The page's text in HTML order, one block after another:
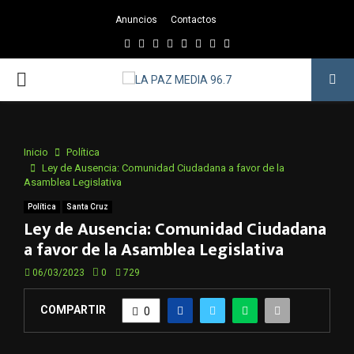
Anuncios Contactos
Facebook
TwitterInstagram
Youtube
EmailTwitchWhatsapp
PRIMARY
Inicio
Política
Ley de Ausencia: Comunidad Ciudadana a favor de la
Asamblea Legislativa
Política Santa Cruz
Ley de Ausencia: Comunidad Ciudadana
a favor de la Asamblea Legislativa
06/03/2023 0 729
COMPARTIR 0